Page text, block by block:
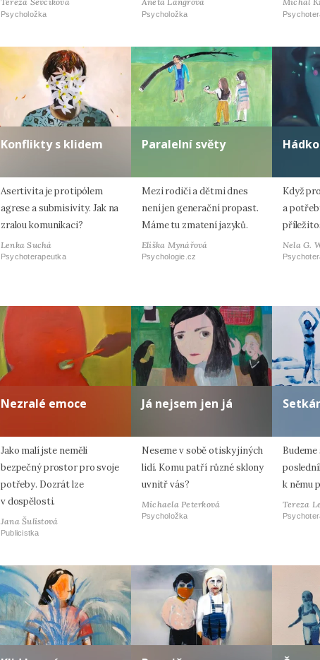
Psycholožka Psycholožka
Konflikty s klidem
Asertivita je protipólem
agrese a submisivity. Jak na
zralou komunikaci?
Lenka Suchá
Psychoterapeutka
Paralelní světy
Mezi rodiči a dětmi dnes
není jen generační propast.
Máme tu zmatení jazyků.
Eliška Mynářová
Psychologie.cz
Když
a
Nela G.
Nezralé emoce
Jako malí jste neměli
bezpečný prostor pro svoje
potřeby. Dozrát lze
v dospělosti.
Jana Šulistová
Publicistka
Já nejsem jen já
Neseme v sobě otisky jiných
lidí. Komu patří různé sklony
uvnitř vás?
Michaela Peterková
Psycholožka
Budeme
k němu
Tereza